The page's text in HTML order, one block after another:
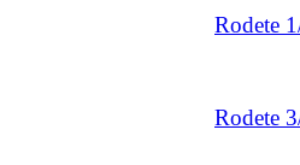
Rodete
Rodete